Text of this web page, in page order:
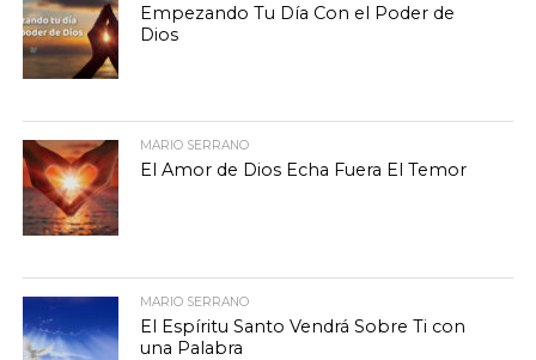
Empezando Tu Día Con el Poder de
Dios
MARIO SERRANO
El Amor de Dios Echa Fuera El Temor
MARIO SERRANO
El Espíritu Santo Vendrá Sobre Ti con
una Palabra